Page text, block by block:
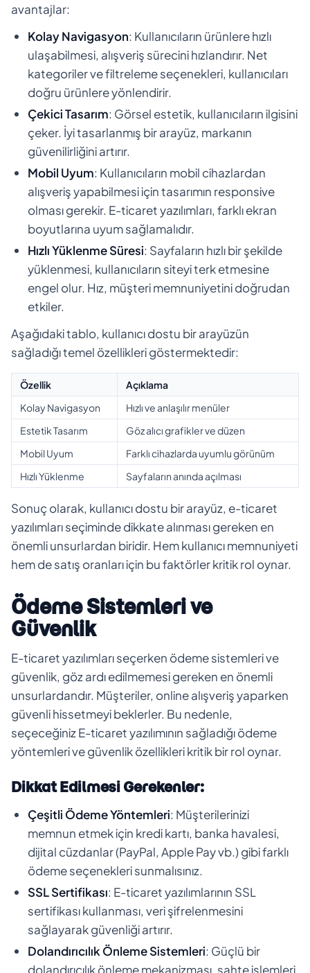
avantajlar:
Kolay Navigasyon: Kullanıcıların ürünlere hızlı
ulaşabilmesi, alışveriş sürecini hızlandırır. Net
kategoriler ve filtreleme seçenekleri, kullanıcıları
doğru ürünlere yönlendirir.
Çekici Tasarım: Görsel estetik, kullanıcıların ilgisini
çeker. İyi tasarlanmış bir arayüz, markanın
güvenilirliğini artırır.
Mobil Uyum: Kullanıcıların mobil cihazlardan
alışveriş yapabilmesi için tasarımın responsive
olması gerekir. E-ticaret yazılımları, farklı ekran
boyutlarına uyum sağlamalıdır.
Hızlı Yüklenme Süresi: Sayfaların hızlı bir şekilde
yüklenmesi, kullanıcıların siteyi terk etmesine
engel olur. Hız, müşteri memnuniyetini doğrudan
etkiler.
Aşağıdaki tablo, kullanıcı dostu bir arayüzün
sağladığı temel özellikleri göstermektedir:
Özellik
Açıklama
Kolay Navigasyon
Hızlı ve anlaşılır menüler
Estetik Tasarım
Göz alıcı grafikler ve düzen
Mobil Uyum
Farklı cihazlarda uyumlu görünüm
Hızlı Yüklenme
Sayfaların anında açılması
Sonuç olarak, kullanıcı dostu bir arayüz, e-ticaret
yazılımları seçiminde dikkate alınması gereken en
önemli unsurlardan biridir. Hem kullanıcı memnuniyeti
hem de satış oranları için bu faktörler kritik rol oynar.
Ödeme Sistemleri ve
Güvenlik
E-ticaret yazılımları seçerken ödeme sistemleri ve
güvenlik, göz ardı edilmemesi gereken en önemli
unsurlardandır. Müşteriler, online alışveriş yaparken
güvenli hissetmeyi beklerler. Bu nedenle,
seçeceğiniz E-ticaret yazılımının sağladığı ödeme
yöntemleri ve güvenlik özellikleri kritik bir rol oynar.
Dikkat Edilmesi Gerekenler:
Çeşitli Ödeme Yöntemleri: Müşterilerinizi
memnun etmek için kredi kartı, banka havalesi,
dijital cüzdanlar (PayPal, Apple Pay vb.) gibi farklı
ödeme seçenekleri sunmalısınız.
SSL Sertifikası: E-ticaret yazılımlarının SSL
sertifikası kullanması, veri şifrelenmesini
sağlayarak güvenliği artırır.
Dolandırıcılık Önleme Sistemleri: Güçlü bir
dolandırıcılık önleme mekanizması, sahte işlemleri